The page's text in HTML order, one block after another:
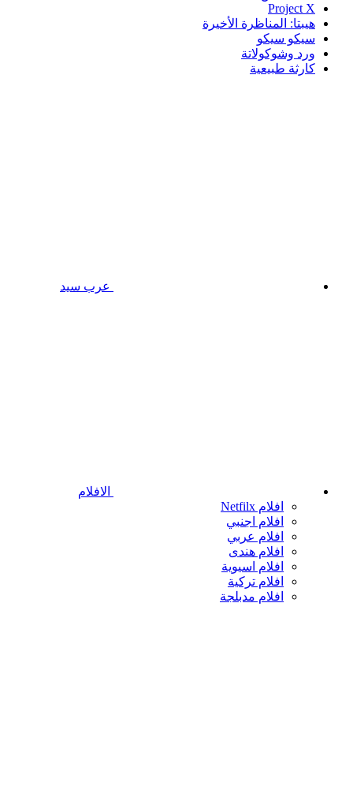
Project X
هيبتا: المناظرة الأخيرة
سيكو سيكو
ورد وشوكولاتة
كارثة طبيعية
عرب سيد
الافلام
افلام Netfilx
افلام اجنبي
افلام عربي
افلام هندى
افلام اسيوية
افلام تركية
افلام مدبلجة